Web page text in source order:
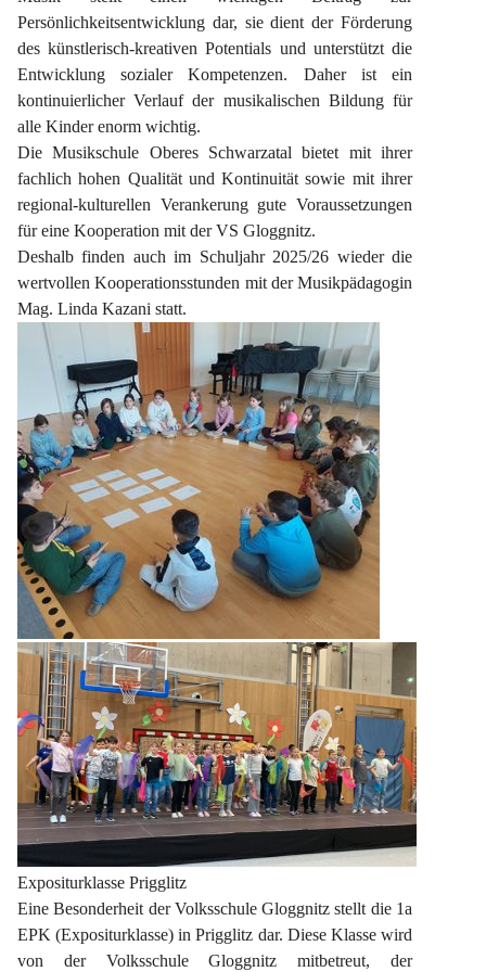
Persönlichkeitsentwicklung dar, sie dient der Förderung
des künstlerisch-kreativen Potentials und unterstützt die
Entwicklung sozialer Kompetenzen. Daher ist ein
kontinuierlicher Verlauf der musikalischen Bildung für
alle Kinder enorm wichtig.
Die Musikschule Oberes Schwarzatal bietet mit ihrer
fachlich hohen Qualität und Kontinuität sowie mit ihrer
regional-kulturellen Verankerung gute Voraussetzungen
für eine Kooperation mit der VS Gloggnitz.
Deshalb finden auch im Schuljahr 2025/26 wieder die
wertvollen Kooperationsstunden mit der Musikpädagogin
Mag. Linda Kazani statt.
Expositurklasse Prigglitz
Eine Besonderheit der Volksschule Gloggnitz stellt die 1a
EPK (Expositurklasse) in Prigglitz dar. Diese Klasse wird
von der Volksschule Gloggnitz mitbetreut, der